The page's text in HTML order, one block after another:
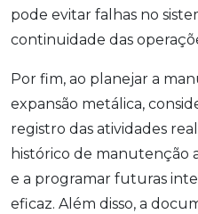
pode evitar falhas no
continuidade das
Por fim, ao planejar a
expansão metálica,
registro das atividades
histórico de manutenção
e a programar futuras
eficaz. Além disso, a